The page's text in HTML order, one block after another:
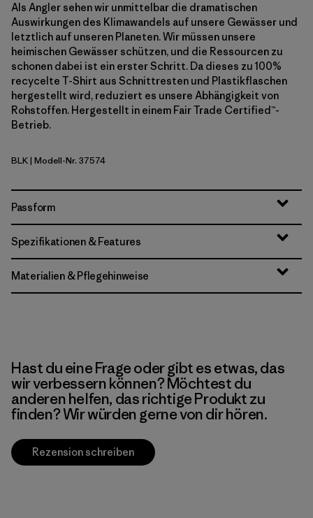
Als Angler sehen wir unmittelbar die dramatischen
Auswirkungen des Klimawandels auf unsere Gewässer und
letztlich auf unseren Planeten. Wir müssen unsere
heimischen Gewässer schützen, und die Ressourcen zu
schonen dabei ist ein erster Schritt. Da dieses zu 100%
recycelte T-Shirt aus Schnittresten und Plastikflaschen
hergestellt wird, reduziert es unsere Abhängigkeit von
Rohstoffen. Hergestellt in einem Fair Trade Certified™-
Betrieb.
Black
BLK| Modell-Nr. 37574
Passform
Spezifikationen & Features
Materialien & Pflegehinweise
Hast du eine Frage oder gibt es etwas, das
wir verbessern können? Möchtest du
anderen helfen, das richtige Produkt zu
finden? Wir würden gerne von dir hören.
Rezension schreiben